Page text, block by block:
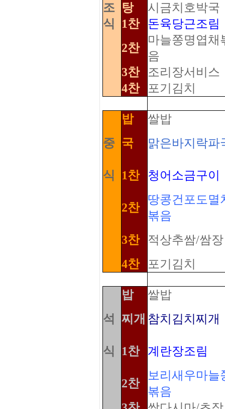
조
탕
시금치호박국
식
1찬
돈육당근조림
2찬
마늘쫑명엽채
음
3찬
조리장서비스
4찬
포기김치
밥
쌀밥
중 국 맑은바지락파
식 1찬 청어소금구이
2찬
땅콩건포도멸
볶음
3찬
적상추쌈/쌈장
4찬
포기김치
밥
쌀밥
석
찌개 참치김치찌개
식 1찬 계란장조림
2찬
보리새우마늘
볶음